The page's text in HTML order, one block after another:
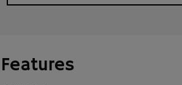
Features